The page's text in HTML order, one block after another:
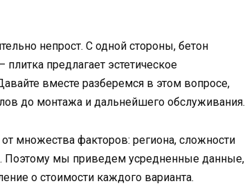
непрост. С одной стороны, бетон
предлагает эстетическое
вместе разберемся в этом вопросе,
до монтажа и дальнейшего обслуживания.
множества факторов: региона, сложности
Поэтому мы приведем усредненные данные,
о стоимости каждого варианта.